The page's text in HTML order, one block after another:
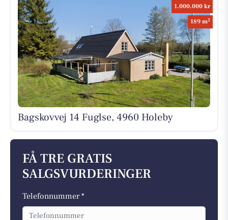
1.000.000 kr
189 m2
Bagskovvej 14 Fuglse, 4960 Holeby
FÅ TRE GRATIS
SALGSVURDERINGER
Telefonnummer *